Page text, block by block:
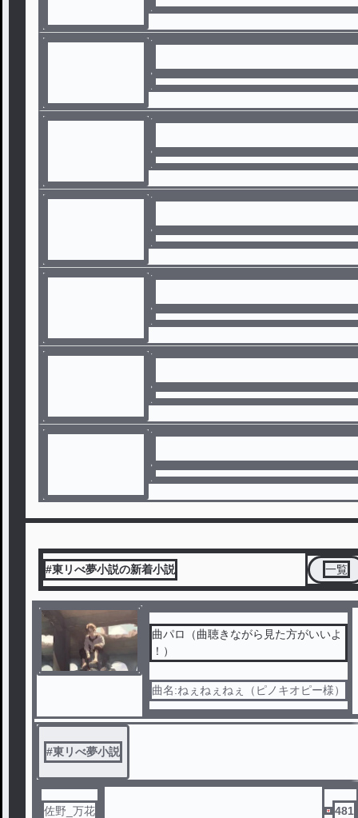
#東リべ夢小説の新着小説 一覧
曲パロ（曲聴きながら見た方がいいよ
！）
曲名:ねぇねぇねぇ（ピノキオピー様）
#東リべ夢小説
佐野_万花 481